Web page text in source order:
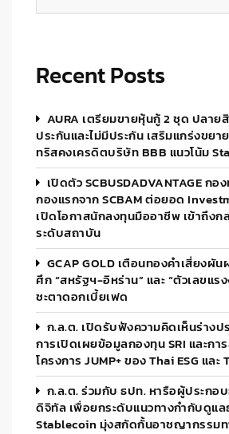
Recent Posts
AURA เตรียมขายหุ้นกู้ 2 ชุด ปลาย
ประกันและไม่มีประกัน เสริมแกร่งขยา
ทริสคงเครดิตบริษัท BBB แนวโน้ม
เปิดตัว SCBUSDADVANTAGE กอ
กองแรกจาก SCBAM ต่อยอด
เปิดโอกาสนักลงทุนมืออาชีพ เข้าถึง
ระดับสถาบัน
GCAP GOLD เตือนทองคำเสี่ยงผั
ศึก “สหรัฐฯ-อิหร่าน” และ “ตัวเลขแร
ชะตาดอกเบี้ยเฟด
ก.ล.ต. เปิดรับฟังความคิดเห็นร่าง
การเปิดเผยข้อมูลกองทุน SRI และกา
โครงการ JUMP+ ของ Thai ESG และ
ก.ล.ต. ร่วมกับ ธปท. หารือผู้ประกอ
ดิจิทัล เพื่อยกระดับแนวทางกำกับดูแ
Stablecoin มุ่งสกัดกั้นอาชญากรรมท